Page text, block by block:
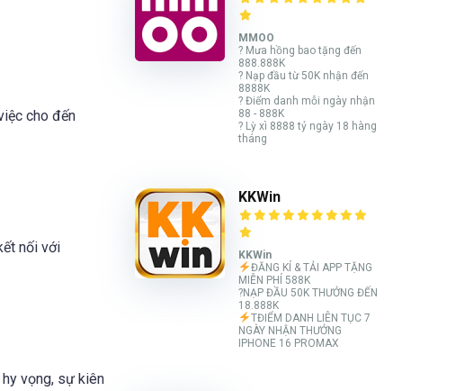
cho đến
nối với
vọng, sự kiên
MMOO
? Mưa hồng bao tặng đến
888.888K
? Nạp đầu từ 50K nhận đến
8888K
? Điểm danh mỗi ngày nhận
88 - 888K
? Lỳ xì 8888 tỷ ngày 18 hàng
tháng
KKWin
KKWin
ĐĂNG KÍ & TẢI APP TẶNG
MIỄN PHÍ 588K
?NẠP ĐẦU 50K THƯỞNG ĐẾN
18.888K
TĐIỂM DANH LIÊN TỤC 7
NGÀY NHẬN THƯỞNG
IPHONE 16 PROMAX